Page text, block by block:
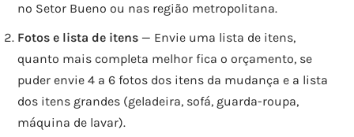
no Setor Bueno ou nas região metropolitana.
Fotos e lista de itens — Envie uma lista de itens,
quanto mais completa melhor fica o orçamento, se
puder envie 4 a 6 fotos dos itens da mudança e a lista
dos itens grandes (geladeira, sofá, guarda-roupa,
máquina de lavar).